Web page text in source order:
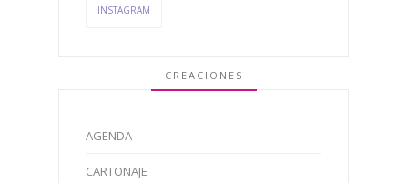
INSTAGRAM
CREACIONES
AGENDA
CARTONAJE